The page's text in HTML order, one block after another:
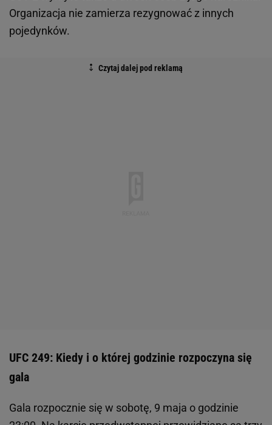
Organizacja nie zamierza rezygnować z innych
pojedynków.
UFC 249: Kiedy i o której godzinie rozpoczyna się
gala
Gala rozpocznie się w sobotę, 9 maja o godzinie